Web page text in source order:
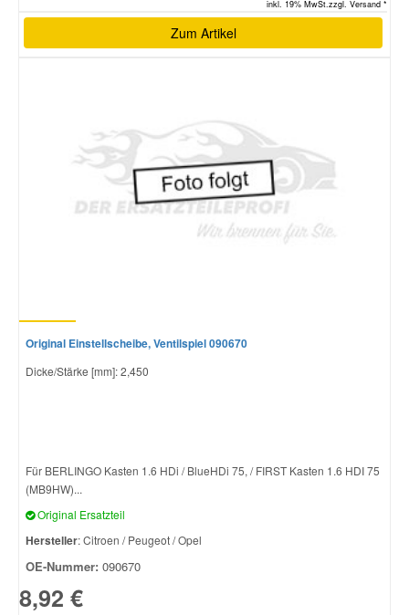
inkl. 19% MwSt.zzgl. Versand *
Zum Artikel
Original Einstellscheibe, Ventilspiel 090670
Dicke/Stärke [mm]: 2,450
Für BERLINGO Kasten 1.6 HDi / BlueHDi 75, / FIRST Kasten 1.6 HDI 75
(MB9HW)...
Original Ersatzteil
Hersteller: Citroen / Peugeot / Opel
OE-Nummer: 090670
8,92 €